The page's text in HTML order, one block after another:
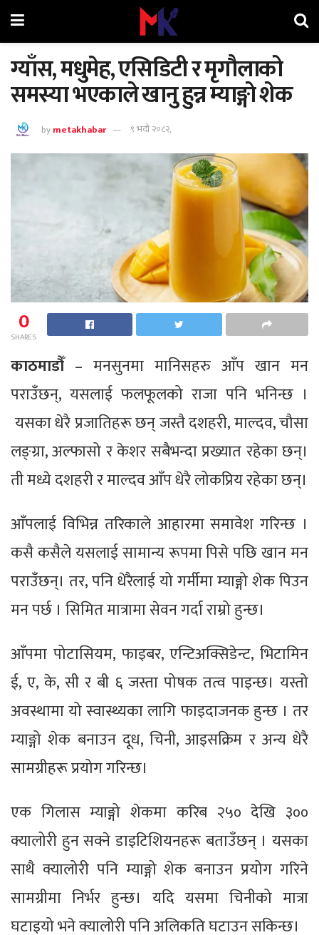
ग्याँस, मधुमेह, एसिडिटी र मृगौलाको
समस्या भएकाले खानु हुन्न म्याङ्गाे शेक
bymetakhabar ९ भदौ २०८२,
0
SHARES
काठमाडौँ – मनसुनमा मानिसहरु आँप खान मन
पराउँछन्, यसलाई फलफूलको राजा पनि भनिन्छ ।
यसका धेरै प्रजातिहरू छन् जस्तै दशहरी, माल्दव, चौसा
लङ्ग्रा, अल्फासो र केशर सबैभन्दा प्रख्यात रहेका छन्।
ती मध्ये दशहरी र माल्दव आँप धेरै लोकप्रिय रहेका छन्।
आँपलाई विभिन्न तरिकाले आहारमा समावेश गरिन्छ ।
कसै कसैले यसलाई सामान्य रूपमा पिसे पछि खान मन
पराउँछन्। तर, पनि धेरैलाई यो गर्मीमा म्याङ्गो शेक पिउन
मन पर्छ । सिमित मात्रामा सेवन गर्दा राम्रो हुन्छ।
आँपमा पोटासियम, फाइबर, एन्टिअक्सिडेन्ट, भिटामिन
ई, ए, के, सी र बी ६ जस्ता पोषक तत्व पाइन्छ। यस्तो
अवस्थामा यो स्वास्थ्यका लागि फाइदाजनक हुन्छ । तर
म्याङ्गो शेक बनाउन दूध, चिनी, आइसक्रिम र अन्य धेरै
सामग्रीहरू प्रयोग गरिन्छ।
एक गिलास म्याङ्गो शेकमा करिब २५० देखि ३००
क्यालोरी हुन सक्ने डाइटिशियनहरू बताउँछन् । यसका
साथै क्यालोरी पनि म्याङ्गो शेक बनाउन प्रयोग गरिने
सामग्रीमा निर्भर हुन्छ। यदि यसमा चिनीको मात्रा
घटाइयो भने क्यालोरी पनि अलिकति घटाउन सकिन्छ।